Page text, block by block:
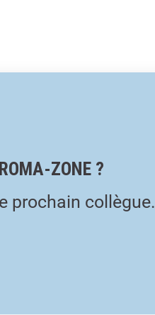
ZONE ?
prochain collègue.